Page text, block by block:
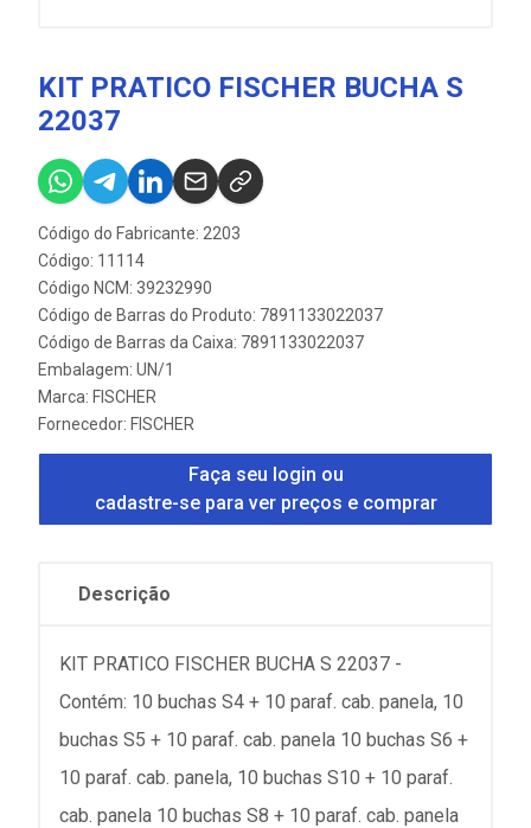
KIT PRATICO FISCHER BUCHA S
22037
Código do Fabricante: 2203
Código: 11114
Código NCM: 39232990
Código de Barras do Produto: 7891133022037
Código de Barras da Caixa: 7891133022037
Embalagem: UN/1
Marca: FISCHER
Fornecedor: FISCHER
Faça seu login ou
cadastre-se para ver preços e comprar
Descrição
KIT PRATICO FISCHER BUCHA S 22037 -
Contém: 10 buchas S4 + 10 paraf. cab. panela, 10
buchas S5 + 10 paraf. cab. panela 10 buchas S6 +
10 paraf. cab. panela, 10 buchas S10 + 10 paraf.
cab. panela 10 buchas S8 + 10 paraf. cab. panela